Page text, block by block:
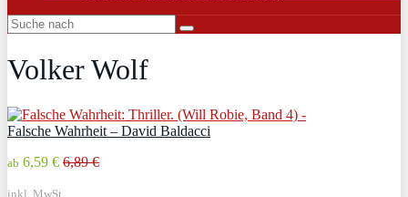
Volker Wolf
Falsche Wahrheit – David Baldacci
ab 6,59 € 6,89 €
inkl. MwSt.